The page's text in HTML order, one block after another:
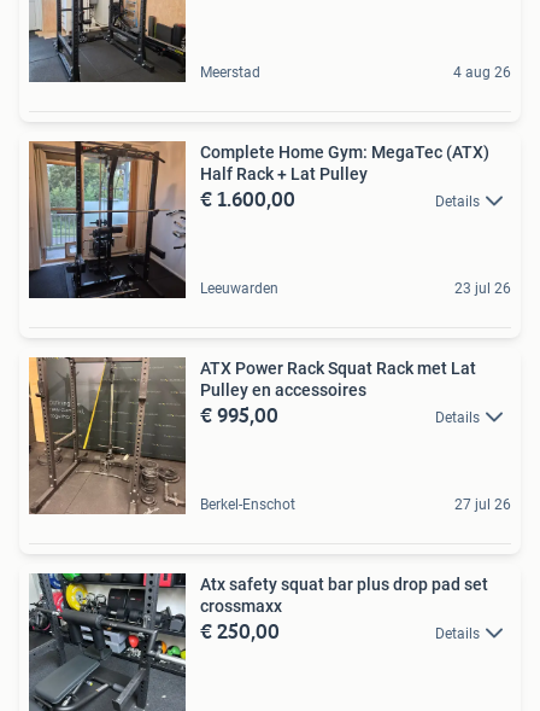
Meerstad 4 aug 26
Complete Home Gym: MegaTec (ATX)
Half Rack + Lat Pulley
€ 1.600,00 Details
Leeuwarden 23 jul 26
ATX Power Rack Squat Rack met Lat
Pulley en accessoires
€ 995,00 Details
Berkel-Enschot 27 jul 26
Atx safety squat bar plus drop pad set
crossmaxx
€ 250,00 Details